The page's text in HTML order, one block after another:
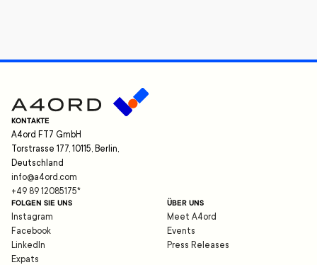
KONTAKTE
A4ord FT7 GmbH
Torstrasse 177, 10115, Berlin,
Deutschland
info@a4ord.com
+49 89 12085175*
FOLGEN SIE UNS
Instagram
Facebook
LinkedIn
Expats
ÜBER UNS
Meet A4ord
Events
Press Releases